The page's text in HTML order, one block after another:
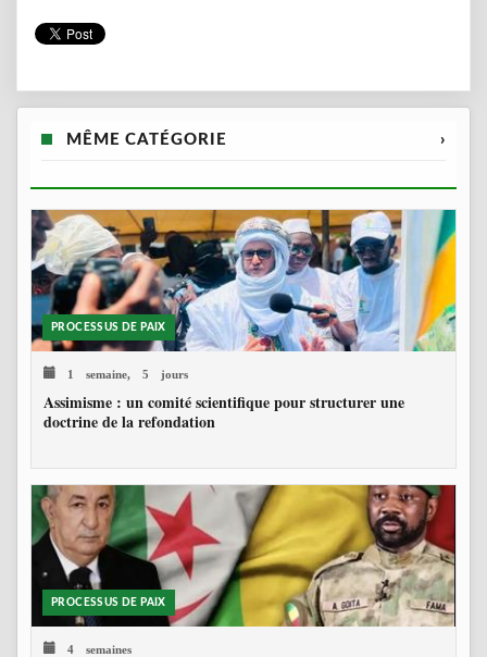
MÊME CATÉGORIE ›
PROCESSUS DE PAIX
1 semaine, 5 jours
Assimisme : un comité scientifique pour structurer une
doctrine de la refondation
PROCESSUS DE PAIX
4 semaines